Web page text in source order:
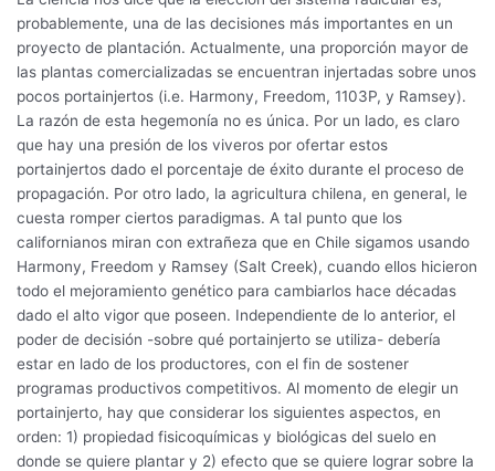
probablemente, una de las decisiones más importantes en un
proyecto de plantación. Actualmente, una proporción mayor de
las plantas comercializadas se encuentran injertadas sobre unos
pocos portainjertos (i.e. Harmony, Freedom, 1103P, y Ramsey).
La razón de esta hegemonía no es única. Por un lado, es claro
que hay una presión de los viveros por ofertar estos
portainjertos dado el porcentaje de éxito durante el proceso de
propagación. Por otro lado, la agricultura chilena, en general, le
cuesta romper ciertos paradigmas. A tal punto que los
californianos miran con extrañeza que en Chile sigamos usando
Harmony, Freedom y Ramsey (Salt Creek), cuando ellos hicieron
todo el mejoramiento genético para cambiarlos hace décadas
dado el alto vigor que poseen. Independiente de lo anterior, el
poder de decisión -sobre qué portainjerto se utiliza- debería
estar en lado de los productores, con el fin de sostener
programas productivos competitivos. Al momento de elegir un
portainjerto, hay que considerar los siguientes aspectos, en
orden: 1) propiedad fisicoquímicas y biológicas del suelo en
donde se quiere plantar y 2) efecto que se quiere lograr sobre la